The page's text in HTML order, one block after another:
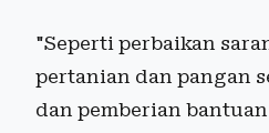
"Seperti perbaikan
pertanian dan pangan
dan pemberian